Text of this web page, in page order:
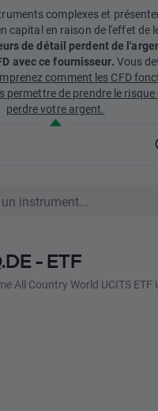
complexes et
capital en raison de l'effet de
de détail perdent de
avec ce fournisseur. Vous
comment les CFD
permettre de prendre le
perdre votre argent.
- ETF